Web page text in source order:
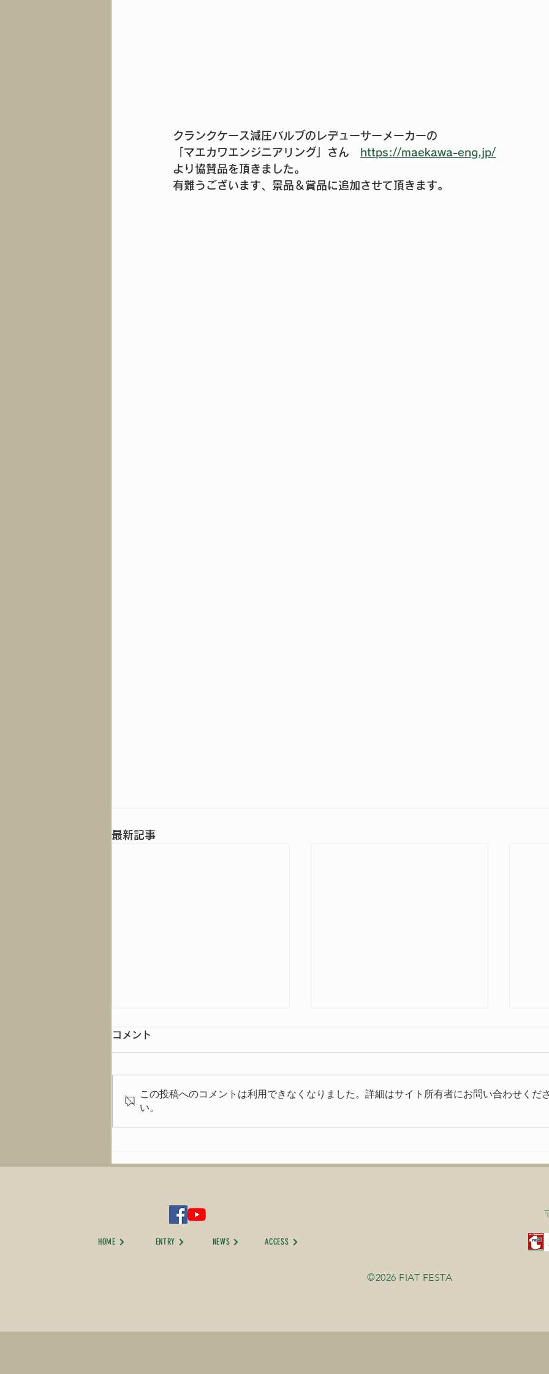
クランクケース減圧バルブのレデューサーメーカーの
「マエカワエンジニアリング」さん
https://maekawa-eng.jp/
より協賛品を頂きました。
有難うございます、景品＆賞品に追加させて頂きます。
最新記事
イベントの模様は
とうございました
だきありがとうございました。
了致しました！ 来年、またお会
コメント
この投稿へのコメントは利用できなくなりました。詳細はサイト所有者にお問い合わせくだ
い。
HOME ENTRY NEWS ACCESS
©2026 FIAT FESTA